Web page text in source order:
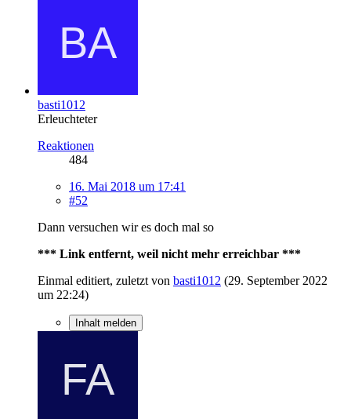
basti1012
Erleuchteter
Reaktionen
484
16. Mai 2018 um 17:41
#52
Dann versuchen wir es doch mal so
*** Link entfernt, weil nicht mehr erreichbar ***
Einmal editiert, zuletzt von basti1012 (29. September 2022
um 22:24)
Inhalt melden